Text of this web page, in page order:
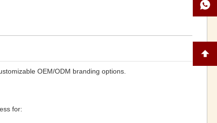
OEM/ODM branding options.
for: